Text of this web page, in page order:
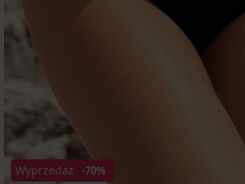
Wyprzedaż -70%